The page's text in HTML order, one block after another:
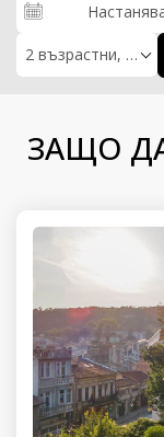
2 възрастни, 0 деца
ЗАЩО